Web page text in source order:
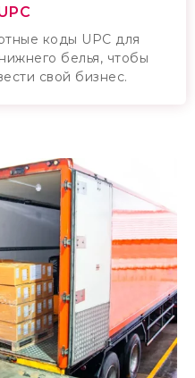
коды UPC для
белья, чтобы
свой бизнес.